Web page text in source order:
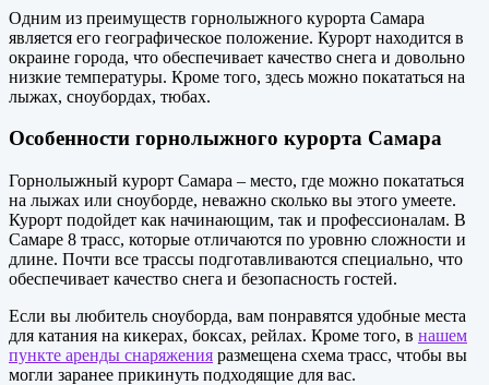
Одним из преимуществ горнолыжного курорта Самара
является его географическое положение. Курорт находится в
окраине города, что обеспечивает качество снега и довольно
низкие температуры. Кроме того, здесь можно покататься на
лыжах, сноубордах, тюбах.
Особенности горнолыжного курорта Самара
Горнолыжный курорт Самара – место, где можно покататься
на лыжах или сноуборде, неважно сколько вы этого умеете.
Курорт подойдет как начинающим, так и профессионалам. В
Самаре 8 трасс, которые отличаются по уровню сложности и
длине. Почти все трассы подготавливаются специально, что
обеспечивает качество снега и безопасность гостей.
Если вы любитель сноуборда, вам понравятся удобные места
для катания на кикерах, боксах, рейлах. Кроме того, в нашем
пункте аренды снаряжения размещена схема трасс, чтобы вы
могли заранее прикинуть подходящие для вас.